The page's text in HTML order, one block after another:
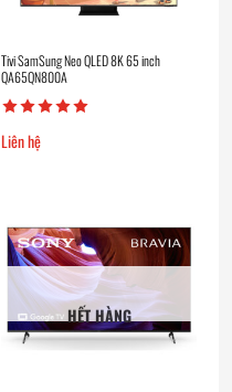
Tivi SamSung Neo QLED 8K 65 inch
QA65QN800A
Liên hệ
HẾT HÀNG